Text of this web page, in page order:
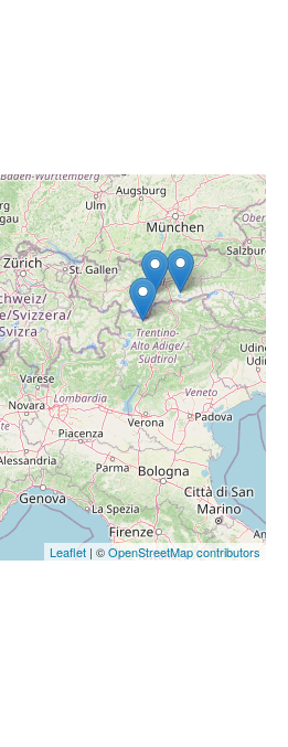
Leaflet | ©OpenStreetMap contributors